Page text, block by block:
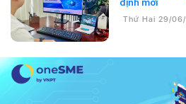
Thứ Hai 29/